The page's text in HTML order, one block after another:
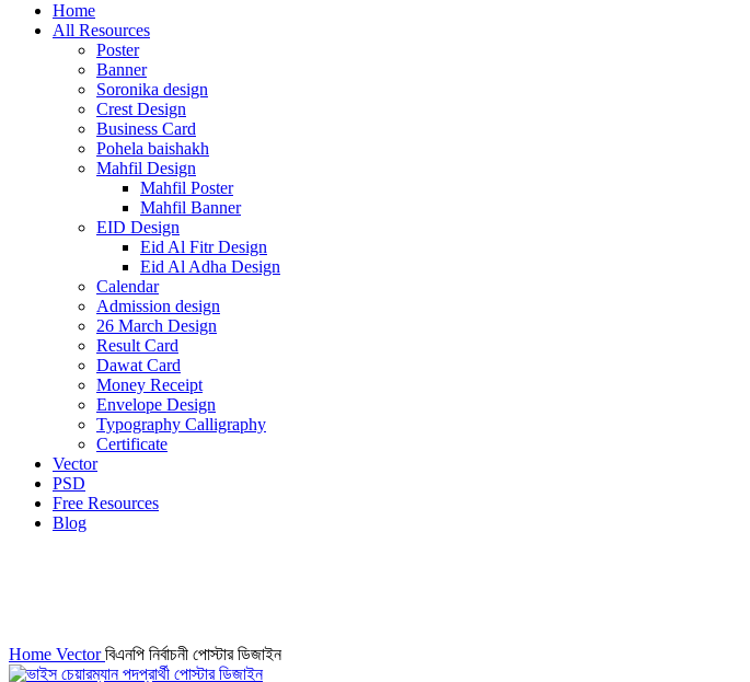
Home
All Resources
Poster
Banner
Soronika design
Crest Design
Business Card
Pohela baishakh
Mahfil Design
Mahfil Poster
Mahfil Banner
EID Design
Eid Al Fitr Design
Eid Al Adha Design
Calendar
Admission design
26 March Design
Result Card
Dawat Card
Money Receipt
Envelope Design
Typography Calligraphy
Certificate
Vector
PSD
Free Resources
Blog
Home Vectorবিএনপি নির্বাচনী পোস্টার ডিজাইন